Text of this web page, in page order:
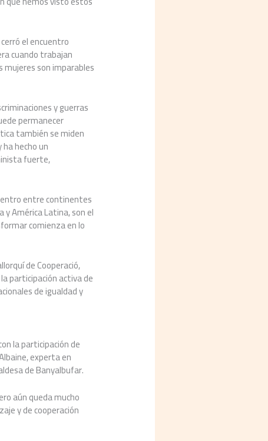
el encuentro
cuando trabajan
son imparables
y guerras
permanecer
también se miden
hecho un
fuerte,
entre continentes
América Latina, son el
comienza en lo
de Cooperació,
participación activa de
de igualdad y
la participación de
experta en
de Banyalbufar.
aún queda mucho
y de cooperación